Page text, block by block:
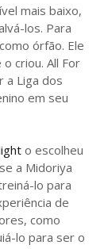
mais baixo,
los. Para
órfão. Ele
criou. All For
a Liga dos
em seu
o escolheu
a Midoriya
lo para
de
como
lo para ser o